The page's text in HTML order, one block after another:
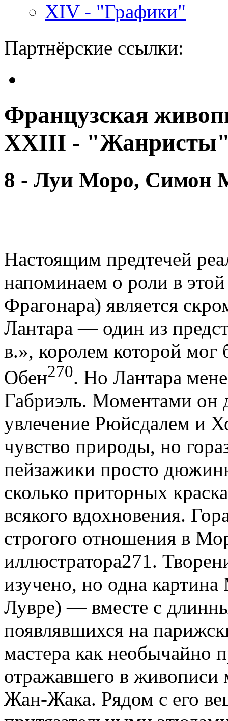
XIV - "Графики"
Партнёрские ссылки:
Французская
XXIII -
8 - Луи Моро, Симон
Настоящим предтечей
напоми­наем о роли в
Фрагонара) является
Лантара — один из
в.», королем которой мог
Обен270. Но Лантара
Габриэль. Мо­ментами он
увлечение Рюйсдалем и
чувство природы, но
пейзажики просто
сколько приторных
всякого вдохно­вения.
строгого отношения в
иллюстратора271.
изучено, но одна
Лув­ре) — вместе с
появлявшихся на
мастера как необычайно
отражавшего в живописи
Жан-Жака. Рядом с его